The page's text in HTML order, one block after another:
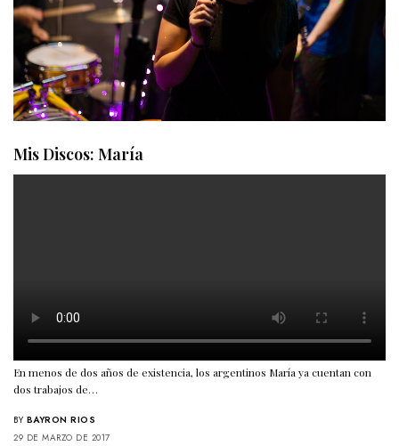
Mis Discos: María
En menos de dos años de existencia, los argentinos María ya cuentan con
dos trabajos de…
BY BAYRON RIOS
29 DE MARZO DE 2017